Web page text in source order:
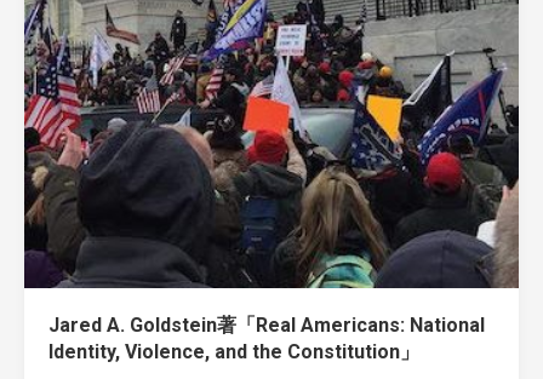
Jared A. Goldstein著「Real Americans: National
Identity, Violence, and the Constitution」